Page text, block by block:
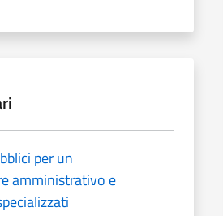
per un
amministrativo e